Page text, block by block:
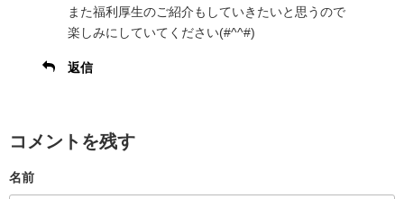
また福利厚生のご紹介もしていきたいと思うので
楽しみにしていてください(#^^#)
返信
コメントを残す
名前